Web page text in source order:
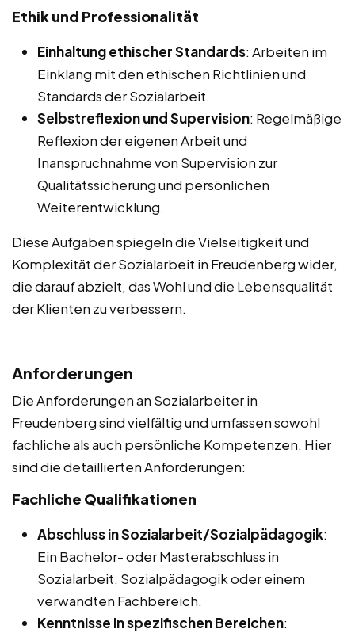
Ethik und Professionalität
Einhaltung ethischer Standards: Arbeiten im
Einklang mit den ethischen Richtlinien und
Standards der Sozialarbeit.
Selbstreflexion und Supervision: Regelmäßige
Reflexion der eigenen Arbeit und
Inanspruchnahme von Supervision zur
Qualitätssicherung und persönlichen
Weiterentwicklung.
Diese Aufgaben spiegeln die Vielseitigkeit und
Komplexität der Sozialarbeit in Freudenberg wider,
die darauf abzielt, das Wohl und die Lebensqualität
der Klienten zu verbessern.
Anforderungen
Die Anforderungen an Sozialarbeiter in
Freudenberg sind vielfältig und umfassen sowohl
fachliche als auch persönliche Kompetenzen. Hier
sind die detaillierten Anforderungen:
Fachliche Qualifikationen
Abschluss in Sozialarbeit/Sozialpädagogik:
Ein Bachelor- oder Masterabschluss in
Sozialarbeit, Sozialpädagogik oder einem
verwandten Fachbereich.
Kenntnisse in spezifischen Bereichen: